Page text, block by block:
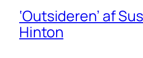
‘Outsideren’ af
Hinton